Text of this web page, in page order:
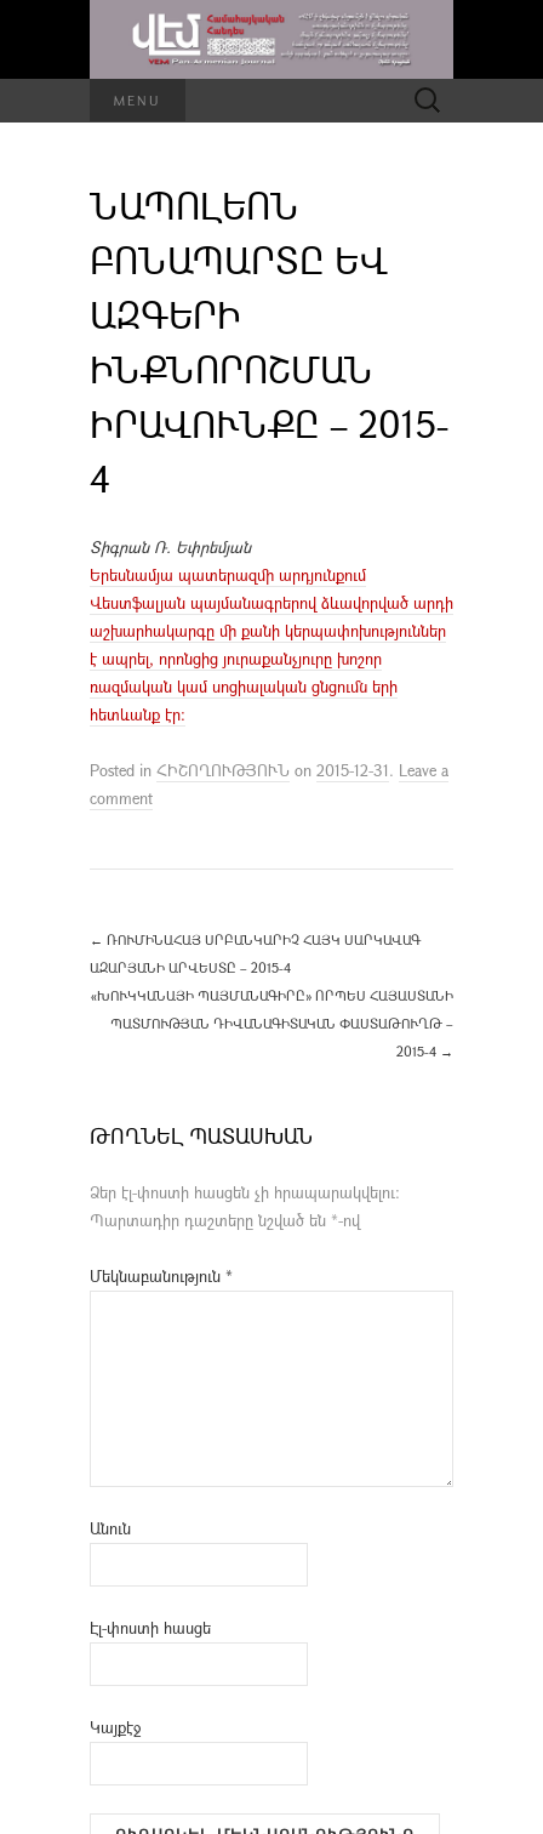
MENU Որոնել՝
ՆԱՊՈԼԵՈՆ
ԲՈՆԱՊԱՐՏԸ ԵՎ
ԱԶԳԵՐԻ
ԻՆՔՆՈՐՈՇՄԱՆ
ԻՐԱՎՈՒՆՔԸ – 2015-
4
Տիգրան Ռ. Եփրեմյան
Երեսնամյա պատերազմի արդյունքում
Վեստֆալյան պայմանագրերով ձևավորված արդի
աշխարհակարգը մի քանի կերպափոխություններ
է ապրել, որոնցից յուրաքանչյուրը խոշոր
ռազմական կամ սոցիալական ցնցումն երի
հետևանք էր:
Posted in ՀԻՇՈՂՈՒԹՅՈՒՆ on 2015-12-31. Leave a
comment
← ՌՈՒՄԻՆԱՀԱՅ ՍՐԲԱՆԿԱՐԻՉ ՀԱՅԿ ՍԱՐԿԱՎԱԳ
ԱԶԱՐՅԱՆԻ ԱՐՎԵՍՏԸ – 2015-4
«ԽՈՒԿԿԱՆԱՅԻ ՊԱՅՄԱՆԱԳԻՐԸ» ՈՐՊԵՍ ՀԱՅԱՍՏԱՆԻ
ՊԱՏՄՈՒԹՅԱՆ ԴԻՎԱՆԱԳԻՏԱԿԱՆ ՓԱՍՏԱԹՈՒՂԹ –
2015-4 →
ԹՈՂՆԵԼ ՊԱՏԱՍԽԱՆ
Ձեր էլ-փոստի հասցեն չի հրապարակվելու։
Պարտադիր դաշտերը նշված են *-ով
Մեկնաբանություն *
Անուն
Էլ-փոստի հասցե
Կայքէջ